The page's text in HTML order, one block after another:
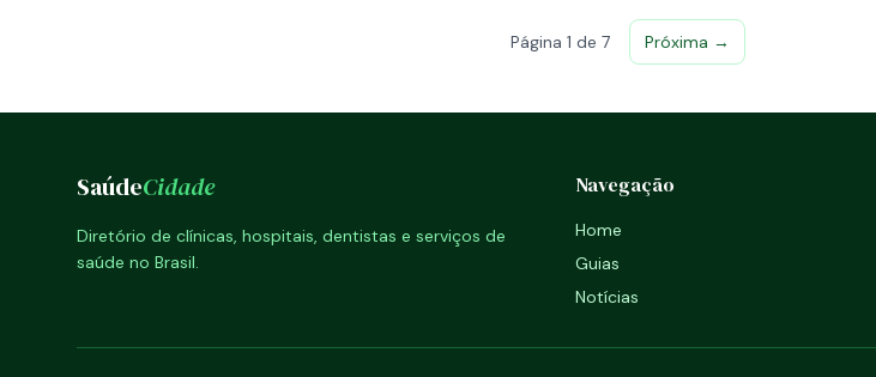
Página 1 de 7 Próxima →
SaúdeCidade
Diretório de clínicas, hospitais, dentistas e serviços de
saúde no Brasil.
Navegação
Home
Guias
Notícias